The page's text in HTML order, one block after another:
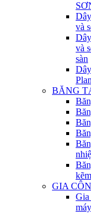
và
và
sàn
BĂNG
GIA
Gia